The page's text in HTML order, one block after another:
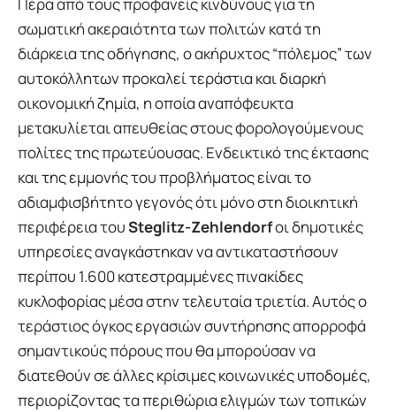
Πέρα από τους προφανείς κινδύνους για τη
σωματική ακεραιότητα των πολιτών κατά τη
διάρκεια της οδήγησης, ο ακήρυχτος “πόλεμος” των
αυτοκόλλητων προκαλεί τεράστια και διαρκή
οικονομική ζημία, η οποία αναπόφευκτα
μετακυλίεται απευθείας στους φορολογούμενους
πολίτες της πρωτεύουσας. Ενδεικτικό της έκτασης
και της εμμονής του προβλήματος είναι το
αδιαμφισβήτητο γεγονός ότι μόνο στη διοικητική
περιφέρεια τουSteglitz-Zehlendorfοι δημοτικές
υπηρεσίες αναγκάστηκαν να αντικαταστήσουν
περίπου 1.600 κατεστραμμένες πινακίδες
κυκλοφορίας μέσα στην τελευταία τριετία. Αυτός ο
τεράστιος όγκος εργασιών συντήρησης απορροφά
σημαντικούς πόρους που θα μπορούσαν να
διατεθούν σε άλλες κρίσιμες κοινωνικές υποδομές,
περιορίζοντας τα περιθώρια ελιγμών των τοπικών